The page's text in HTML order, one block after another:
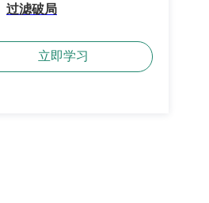
过滤破局
立即学习